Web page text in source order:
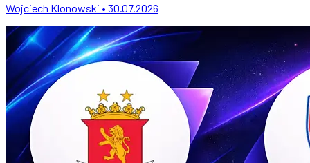
Wojciech Klonowski • 30.07.2026